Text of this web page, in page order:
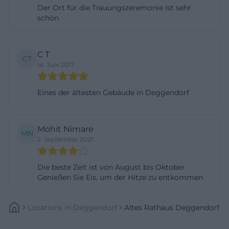
von Steinway & Sons, Tagungstische sowie
Außerdem gibt es öffentliches WLAN.
(https://www.deggendorf.de/kunst-und-
kultur/vermietung-altes-rathaus))
Pausenraum geeignet und direkt an die Küche
angeschlossen. Mit 77,93 Quadratmetern und
Stehtischen, langen Holztischen sowie
verschiedenen Gläsern eignet es sich für
Veranstaltungen, bei denen Begegnung und
Sitzungssaal wiederum ist mit 49,79
Der Ort für die Trauungszeremonie ist sehr
schön
CT C T
14. Juni 2017
Eines der ältesten Gebäude in Deggendorf
MN Mohit Nimare
2. September 2021
Die beste Zeit ist von August bis Oktober
Genießen Sie Eis, um der Hitze zu entkommen
Locations In Deggendorf Altes Rathaus Deggendorf